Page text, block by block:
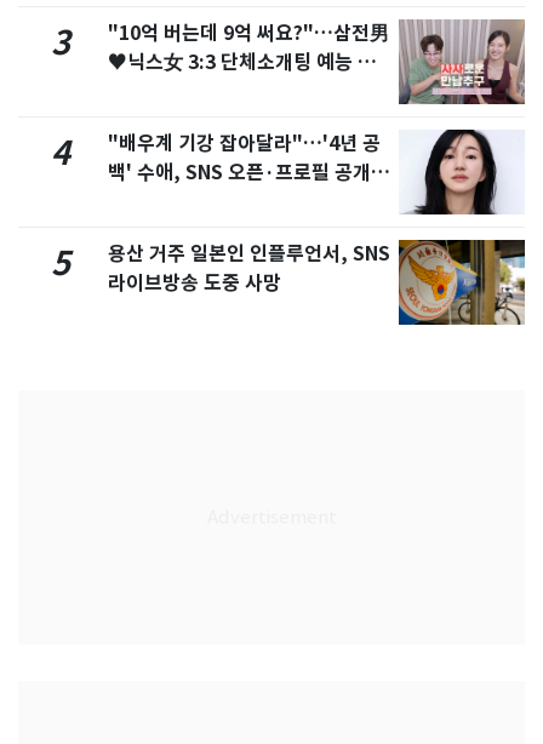
3
"10억 버는데 9억 써요?"…삼전男
♥닉스女 3:3 단체소개팅 예능 화
4
"배우계 기강 잡아달라"…'4년 공
백' 수애, SNS 오픈·프로필 공개
5
용산 거주 일본인 인플루언서, SNS
라이브방송 도중 사망